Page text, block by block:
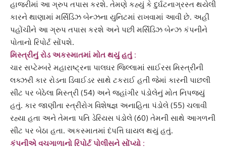
હાજરીમાં આ ગ્રુપ તપાસ કરશે. તેમણે કહ્યું કે દુર્ઘટનાગ્રસ્ત થયેલી
કારને થાણામાં મર્સિડિઝ બેન્ઝના યુનિટમાં રાખવામાં આવી છે. અહીં
પહોંચીને આ ગ્રુપ તપાસ કરશે અને પછી મર્સિડિઝ બેન્ઝ કંપનીને
પોતાનો રિપોર્ટ સોંપશે.
મિસ્ત્રીનું રોડ અકસ્માતમાં મોત થયું હતું :
ચાર સપ્ટેમ્બરે મહારાષ્ટ્રના પાલઘર જિલ્લામાં સાઈરસ મિસ્ત્રીની
લક્ઝરી કાર રોડના ડિવાઈડર સાથે ટકરાઈ હતી જેમાં કારની પાછલી
સીટ પર બેઠેલા મિસ્ત્રી (54) અને જહાંગીર પંડોલેનું મોત નિપજ્યું
હતું. કાર જાણીતા સ્ત્રીરોગ વિશેષજ્ઞ અનાહિતા પંડોલે (55) ચલાવી
રહ્યા હતા અને તેમના પતિ ડેરિયસ પંડોલે (60) તેમની સાથે આગળની
સીટ પર બેઠા હતા. અકસ્માતમાં દંપત્તિ ઘાયલ થયું હતું.
કંપનીએ વચગાળાનો રિપોર્ટ પોલીસને સોંપ્યો :